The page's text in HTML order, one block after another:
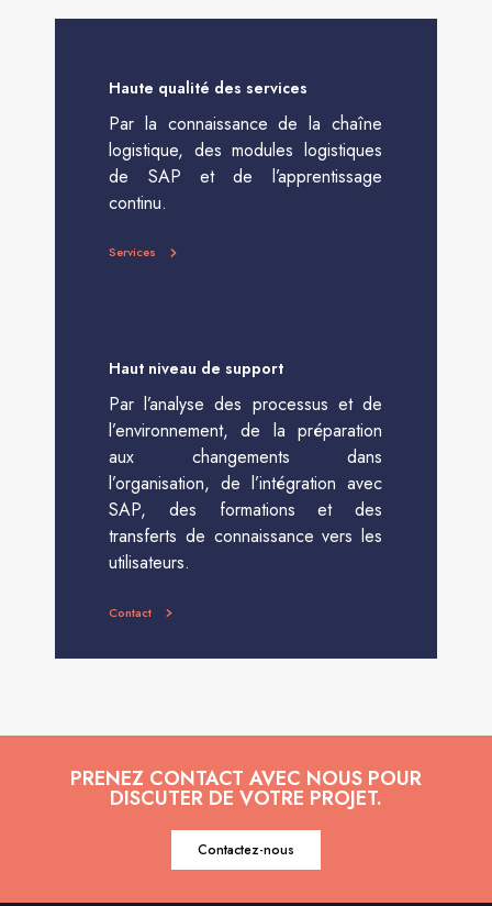
Haute qualité des services
Par la connaissance de la chaîne
logistique, des modules logistiques
de SAP et de l’apprentissage
continu.
Services
Haut niveau de support
Par l’analyse des processus et de
l’environnement, de la préparation
aux changements dans
l’organisation, de l’intégration avec
SAP, des formations et des
transferts de connaissance vers les
utilisateurs.
Contact
PRENEZ CONTACT AVEC NOUS POUR
DISCUTER DE VOTRE PROJET.
Contactez-nous